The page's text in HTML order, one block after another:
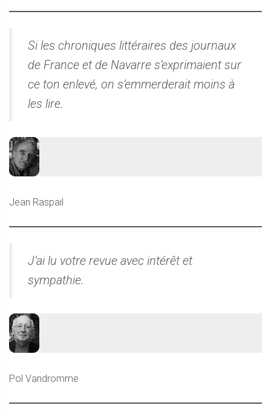
Si les chroniques littéraires des journaux
de France et de Navarre s’exprimaient sur
ce ton enlevé, on s’emmerderait moins à
les lire.
Jean Raspail
J’ai lu votre revue avec intérêt et
sympathie.
Pol Vandromme